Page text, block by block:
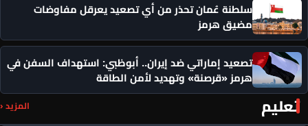
سلطنة عُمان تحذر من أي تصعيد يعرقل مفاوضات
مضيق هرمز
تصعيد إماراتي ضد إيران.. أبوظبي: استهداف السفن في
هرمز «قرصنة» وتهديد لأمن الطاقة
تعليم المزيد ‹